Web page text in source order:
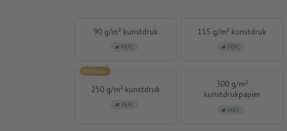
90 g/m² kunstdruk
PEFC
115 g/m² kunstdruk
PEFC
250 g/m² kunstdruk
PEFC
Premium
300 g/m²
kunstdrukpapier
PEFC